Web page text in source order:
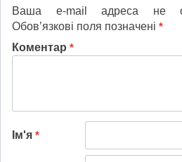
Ваша e-mail адреса не
Обов’язкові поля позначені *
Коментар *
Ім'я *